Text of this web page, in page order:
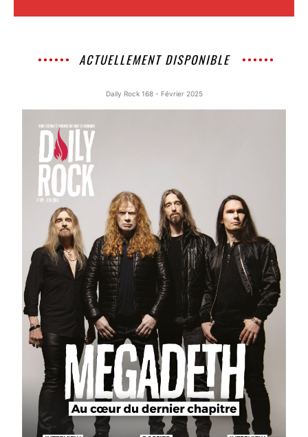
ACTUELLEMENT DISPONIBLE
Daily Rock 168 - Février 2025